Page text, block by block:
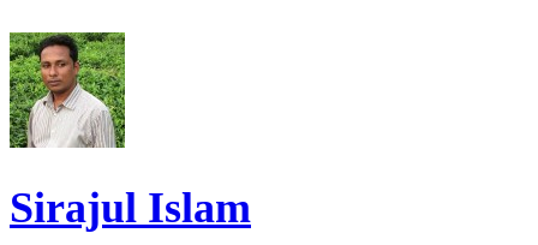
Sirajul Islam